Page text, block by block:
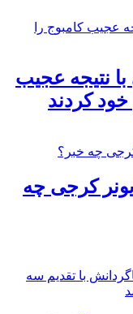
با نتیجه عجیب
خود کردند
کرجی چه